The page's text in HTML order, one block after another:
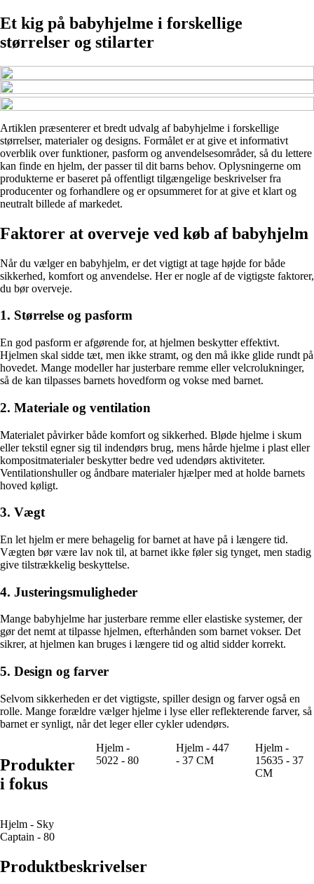
Et kig på babyhjelme i forskellige
størrelser og stilarter
Artiklen præsenterer et bredt udvalg af babyhjelme i forskellige
størrelser, materialer og designs. Formålet er at give et informativt
overblik over funktioner, pasform og anvendelsesområder, så du lettere
kan finde en hjelm, der passer til dit barns behov. Oplysningerne om
produkterne er baseret på offentligt tilgængelige beskrivelser fra
producenter og forhandlere og er opsummeret for at give et klart og
neutralt billede af markedet.
Faktorer at overveje ved køb af babyhjelm
Når du vælger en babyhjelm, er det vigtigt at tage højde for både
sikkerhed, komfort og anvendelse. Her er nogle af de vigtigste faktorer,
du bør overveje.
1. Størrelse og pasform
En god pasform er afgørende for, at hjelmen beskytter effektivt.
Hjelmen skal sidde tæt, men ikke stramt, og den må ikke glide rundt på
hovedet. Mange modeller har justerbare remme eller velcrolukninger,
så de kan tilpasses barnets hovedform og vokse med barnet.
2. Materiale og ventilation
Materialet påvirker både komfort og sikkerhed. Bløde hjelme i skum
eller tekstil egner sig til indendørs brug, mens hårde hjelme i plast eller
kompositmaterialer beskytter bedre ved udendørs aktiviteter.
Ventilationshuller og åndbare materialer hjælper med at holde barnets
hoved køligt.
3. Vægt
En let hjelm er mere behagelig for barnet at have på i længere tid.
Vægten bør være lav nok til, at barnet ikke føler sig tynget, men stadig
give tilstrækkelig beskyttelse.
4. Justeringsmuligheder
Mange babyhjelme har justerbare remme eller elastiske systemer, der
gør det nemt at tilpasse hjelmen, efterhånden som barnet vokser. Det
sikrer, at hjelmen kan bruges i længere tid og altid sidder korrekt.
5. Design og farver
Selvom sikkerheden er det vigtigste, spiller design og farver også en
rolle. Mange forældre vælger hjelme i lyse eller reflekterende farver, så
barnet er synligt, når det leger eller cykler udendørs.
Produkter
i fokus
Hjelm -
5022 - 80
Hjelm - 447
- 37 CM
Hjelm -
15635 - 37
CM
Hjelm - Sky
Captain - 80
Produktbeskrivelser